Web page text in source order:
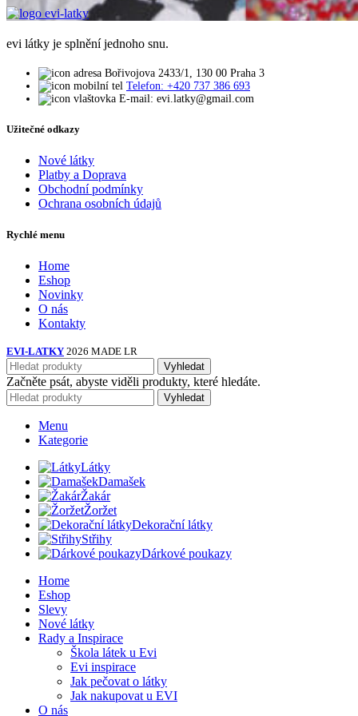
evi látky je splnění jednoho snu.
Bořivojova 2433/1, 130 00 Praha 3
Telefon: +420 737 386 693
E-mail: evi.latky@gmail.com
Užitečné odkazy
Nové látky
Platby a Doprava
Obchodní podmínky
Ochrana osobních údajů
Rychlé menu
Home
Eshop
Novinky
O nás
Kontakty
EVI-LATKY 2026 MADE LR
Vyhledat
Začněte psát, abyste viděli produkty, které hledáte.
Vyhledat
Menu
Kategorie
Látky
Damašek
Žakár
Žoržet
Dekorační látky
Střihy
Dárkové poukazy
Home
Eshop
Slevy
Nové látky
Rady a Inspirace
Škola látek u Evi
Evi inspirace
Jak pečovat o látky
Jak nakupovat u EVI
O nás